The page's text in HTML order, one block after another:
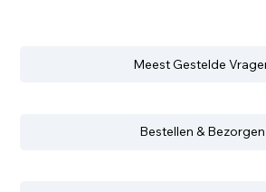
Meest Gestelde
Bestellen & Bezorgen